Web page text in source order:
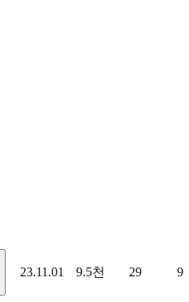
23.11.01 9.5천 29 9